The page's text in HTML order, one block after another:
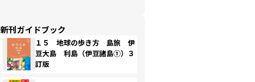
新刊ガイドブック
１５ 地球の歩き方 島旅 伊
豆大島 利島（伊豆諸島①）３
訂版